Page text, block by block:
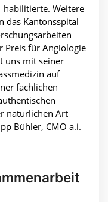
habilitierte. Weitere
das Kantonsspital
Preis für Angiologie
uns mit seiner
auf
fachlichen
natürlichen Art
Bühler, CMO a.i.